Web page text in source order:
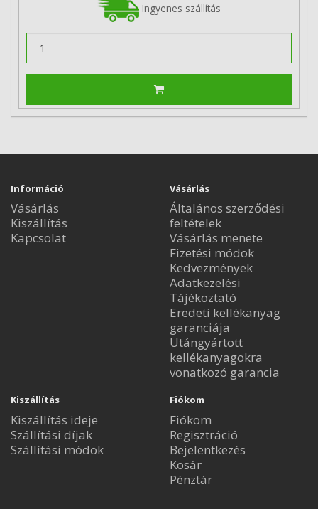
Ingyenes szállítás
Információ
Vásárlás
Kiszállítás
Kapcsolat
Vásárlás
Általános szerződési
feltételek
Vásárlás menete
Fizetési módok
Kedvezmények
Adatkezelési
Tájékoztató
Eredeti kellékanyag
garanciája
Utángyártott
kellékanyagokra
vonatkozó garancia
Kiszállítás
Kiszállítás ideje
Szállítási díjak
Szállítási módok
Fiókom
Fiókom
Regisztráció
Bejelentkezés
Kosár
Pénztár